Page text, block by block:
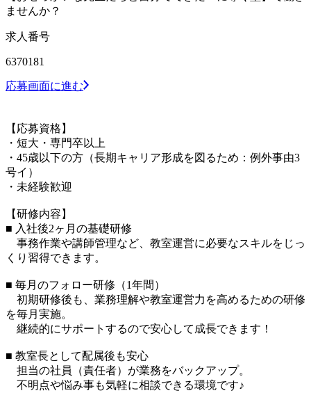
ませんか？
求人番号
6370181
応募画面に進む
【応募資格】
・短大・専門卒以上
・45歳以下の方（長期キャリア形成を図るため：例外事由3
号イ）
・未経験歓迎
【研修内容】
■ 入社後2ヶ月の基礎研修
事務作業や講師管理など、教室運営に必要なスキルをじっ
くり習得できます。
■ 毎月のフォロー研修（1年間）
初期研修後も、業務理解や教室運営力を高めるための研修
を毎月実施。
継続的にサポートするので安心して成長できます！
■ 教室長として配属後も安心
担当の社員（責任者）が業務をバックアップ。
不明点や悩み事も気軽に相談できる環境です♪